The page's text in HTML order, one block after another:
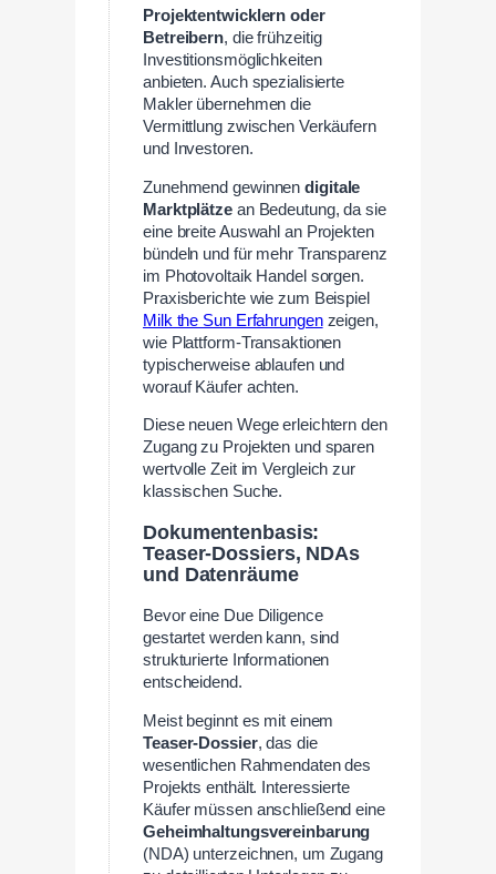
Projektentwicklern oder
Betreibern, die frühzeitig
Investitionsmöglichkeiten
anbieten. Auch spezialisierte
Makler übernehmen die
Vermittlung zwischen Verkäufern
und Investoren.
Zunehmend gewinnendigitale
Marktplätzean Bedeutung, da sie
eine breite Auswahl an Projekten
bündeln und für mehr Transparenz
im Photovoltaik Handel sorgen.
Praxisberichte wie zum Beispiel
Milk the Sun Erfahrungenzeigen,
wie Plattform-Transaktionen
typischerweise ablaufen und
worauf Käufer achten.
Diese neuen Wege erleichtern den
Zugang zu Projekten und sparen
wertvolle Zeit im Vergleich zur
klassischen Suche.
Dokumentenbasis:
Teaser-Dossiers, NDAs
und Datenräume
Bevor eine Due Diligence
gestartet werden kann, sind
strukturierte Informationen
entscheidend.
Meist beginnt es mit einem
Teaser-Dossier, das die
wesentlichen Rahmendaten des
Projekts enthält. Interessierte
Käufer müssen anschließend eine
Geheimhaltungsvereinbarung
(NDA) unterzeichnen, um Zugang